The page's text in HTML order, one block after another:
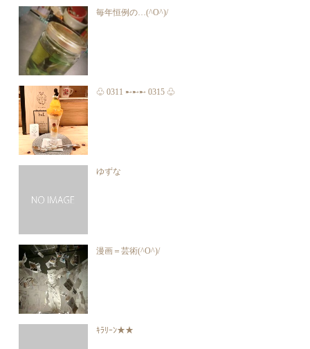
毎年恒例の…(^O^)/
♧ 0311 ➸➸➸ 0315 ♧
ゆずな
漫画＝芸術(^O^)/
ｷﾗﾘｰﾝ★★